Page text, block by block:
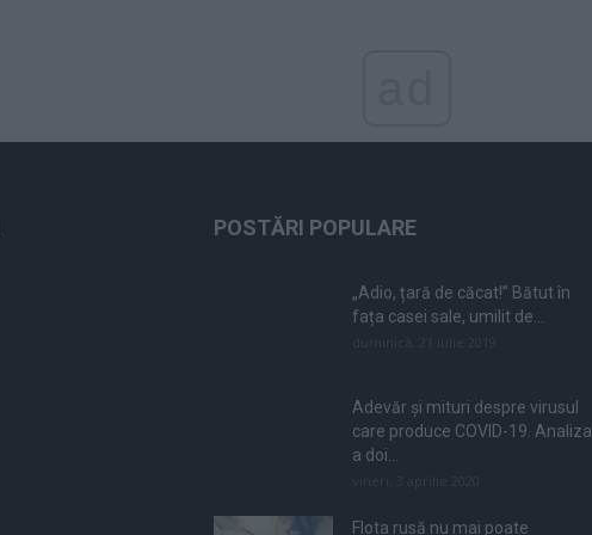
POSTĂRI POPULARE
„Adio, țară de căcat!” Bătut în
fața casei sale, umilit de...
Adevăr și mituri despre virusul
care produce COVID-19. Analiza
a doi...
Flota rusă nu mai poate